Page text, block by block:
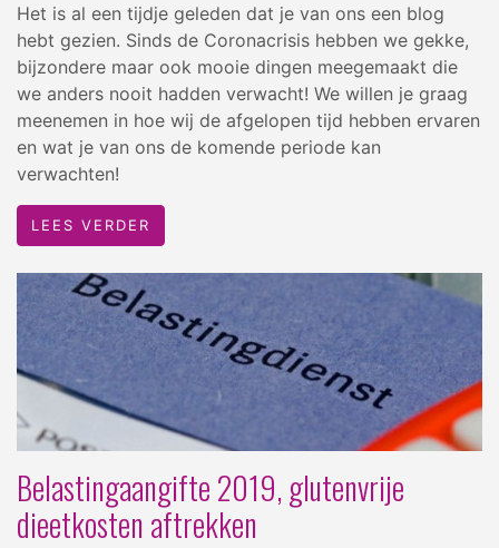
Het is al een tijdje geleden dat je van ons een blog
hebt gezien. Sinds de Coronacrisis hebben we gekke,
bijzondere maar ook mooie dingen meegemaakt die
we anders nooit hadden verwacht! We willen je graag
meenemen in hoe wij de afgelopen tijd hebben ervaren
en wat je van ons de komende periode kan
verwachten!
LEES VERDER
Belastingaangifte 2019, glutenvrije
dieetkosten aftrekken